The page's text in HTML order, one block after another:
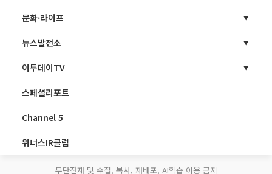
문화·라이프
뉴스발전소
이투데이TV
스페셜리포트
Channel 5
위너스IR클럽
무단전재 및 수집, 복사, 재배포, AI학습 이용 금지